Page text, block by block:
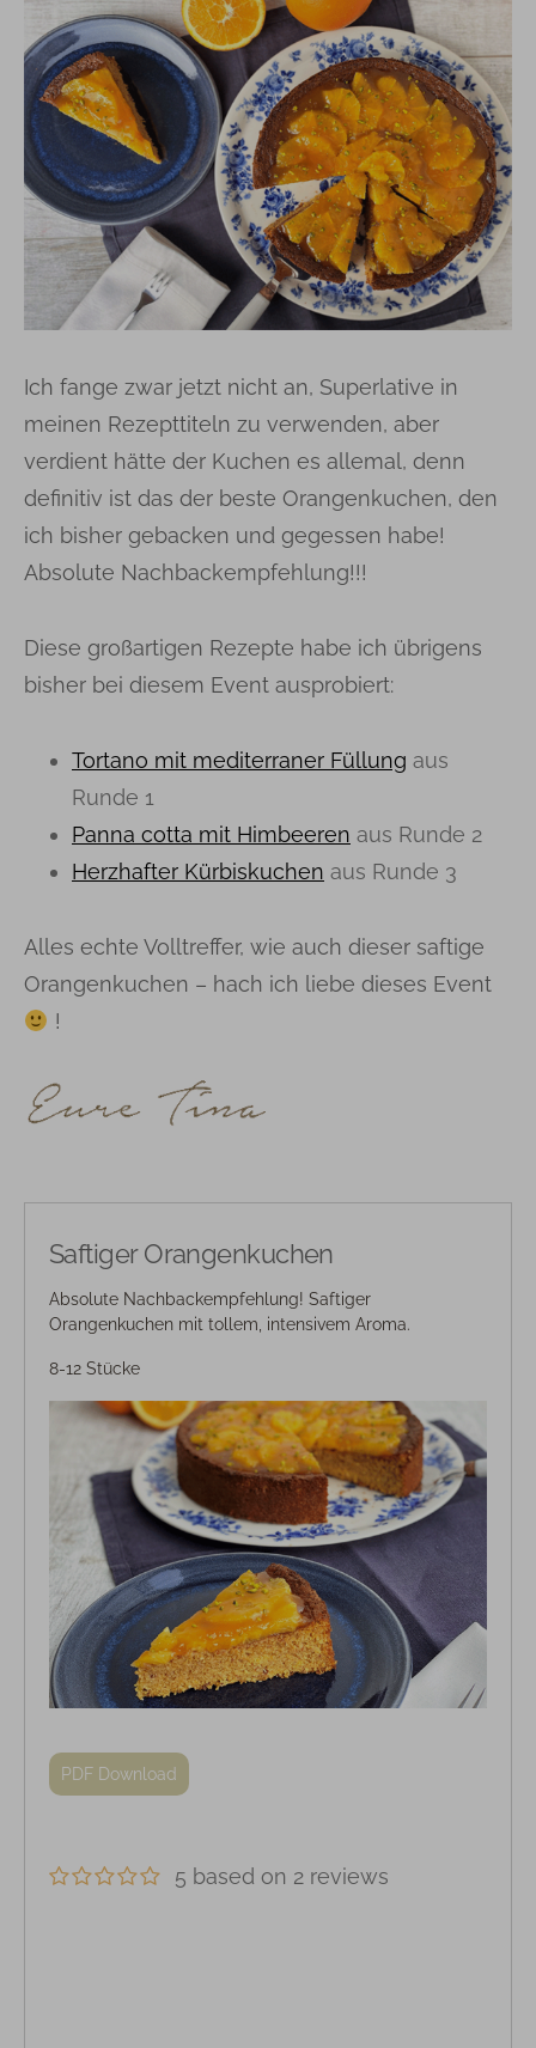
Ich fange zwar jetzt nicht an, Superlative in
meinen Rezepttiteln zu verwenden, aber
verdient hätte der Kuchen es allemal, denn
definitiv ist das der beste Orangenkuchen, den
ich bisher gebacken und gegessen habe!
Absolute Nachbackempfehlung!!!
Diese großartigen Rezepte habe ich übrigens
bisher bei diesem Event ausprobiert:
Tortano mit mediterraner Füllung aus
Runde 1
Panna cotta mit Himbeeren aus Runde 2
Herzhafter Kürbiskuchen aus Runde 3
Alles echte Volltreffer, wie auch dieser saftige
Orangenkuchen – hach ich liebe dieses Event
!
Saftiger Orangenkuchen
Absolute Nachbackempfehlung! Saftiger
Orangenkuchen mit tollem, intensivem Aroma.
8-12 Stücke
PDF Download
5 based on 2 reviews